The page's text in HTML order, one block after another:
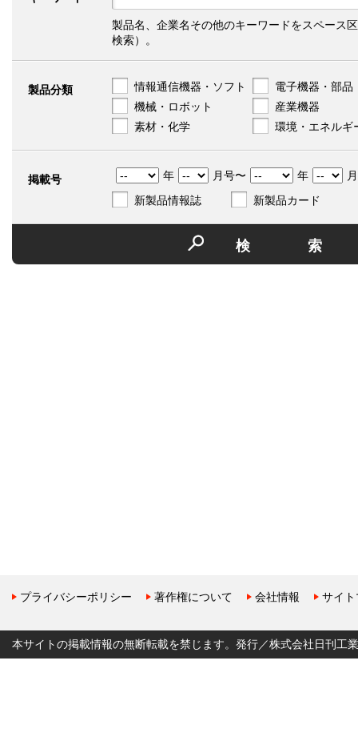
製品名、企業名その他のキーワードをスペース
検索）。
製品分類 情報通信機器・ソフト
電子機器・部品
機械・ロボット
産業機器
素材・化学
環境・エネルギ
掲載号 年 月号〜 年
新製品情報誌
新製品カード
検
プライバシーポリシー 著作権について 会社情報 サイ
本サイトの掲載情報の無断転載を禁じます。発行／株式会社日刊